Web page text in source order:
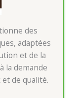
des
adaptées
et de la
la demande
de qualité.